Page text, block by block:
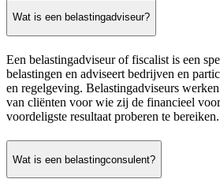
Wat is een belastingadviseur?
Een belastingadviseur of fiscalist is een
belastingen en adviseert bedrijven en
en regelgeving. Belastingadviseurs
van cliënten voor wie zij de financieel
voordeligste resultaat proberen te bereiken.
Wat is een belastingconsulent?